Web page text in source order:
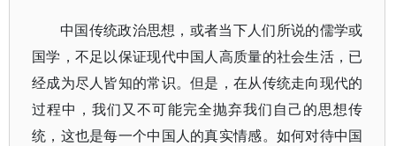
中国传统政治思想，或者当下人们所说的儒学或
国学，不足以保证现代中国人高质量的社会生活，已
经成为尽人皆知的常识。但是，在从传统走向现代的
过程中，我们又不可能完全抛弃我们自己的思想传
统，这也是每一个中国人的真实情感。如何对待中国